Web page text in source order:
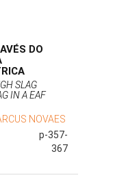
DO
SLAG
IN A EAF
NOVAES
p-357-
367